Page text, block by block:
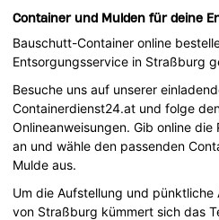
Container und Mulden für deine
Bauschutt-Container online
Entsorgungsservice in Straßburg
Besuche uns auf unserer
Containerdienst24.at und folge
Onlineanweisungen. Gib online
an und wähle den passenden
Mulde aus.
Um die Aufstellung und
von Straßburg kümmert sich das